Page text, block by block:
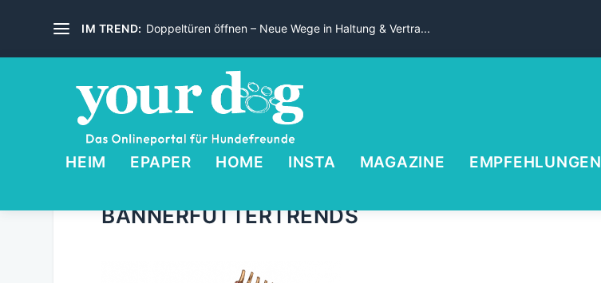
IM TREND: Doppeltüren öffnen – Neue Wege in Haltung & Vertra...
HEIM EPAPER HOME INSTA MAGAZINE EMPFEHLUNGEN
BANNERFUTTERTRENDS